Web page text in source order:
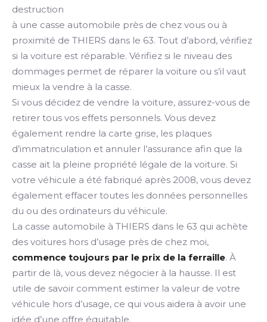
destruction
à une casse automobile près de chez vous ou à
proximité de THIERS dans le 63. Tout d’abord, vérifiez
si la voiture est réparable. Vérifiez si le niveau des
dommages permet de réparer la voiture ou s’il vaut
mieux la vendre à la casse.
Si vous décidez de vendre la voiture, assurez-vous de
retirer tous vos effets personnels. Vous devez
également rendre la carte grise, les plaques
d’immatriculation et annuler l’assurance afin que la
casse ait la pleine propriété légale de la voiture. Si
votre véhicule a été fabriqué après 2008, vous devez
également effacer toutes les données personnelles
du ou des ordinateurs du véhicule.
La casse automobile à THIERS dans le 63 qui achète
des voitures hors d’usage près de chez moi,
commence toujours par le prix de la ferraille. À
partir de là, vous devez négocier à la hausse. Il est
utile de savoir comment estimer la valeur de votre
véhicule hors d’usage, ce qui vous aidera à avoir une
idée d’une offre équitable.